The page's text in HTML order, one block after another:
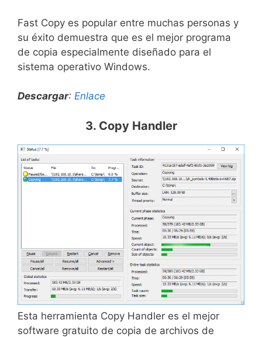
Fast Copy es popular entre muchas personas y
su éxito demuestra que es el mejor programa
de copia especialmente diseñado para el
sistema operativo Windows.
Descargar: Enlace
3. Copy Handler
Esta herramienta Copy Handler es el mejor
software gratuito de copia de archivos de